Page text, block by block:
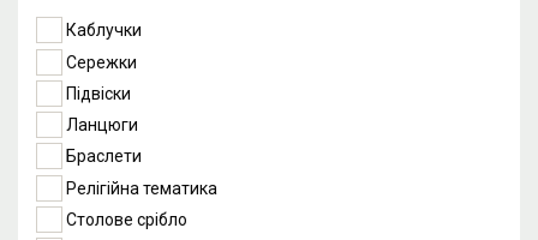
Каблучки
Сережки
Підвіски
Ланцюги
Браслети
Релігійна тематика
Столове срібло